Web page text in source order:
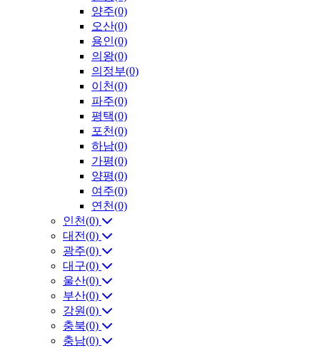
양주(0)
오산(0)
용인(0)
의왕(0)
의정부(0)
이천(0)
파주(0)
평택(0)
포천(0)
하남(0)
가평(0)
양평(0)
여주(0)
연천(0)
인천(0)
대전(0)
광주(0)
대구(0)
울산(0)
부산(0)
강원(0)
충북(0)
충남(0)